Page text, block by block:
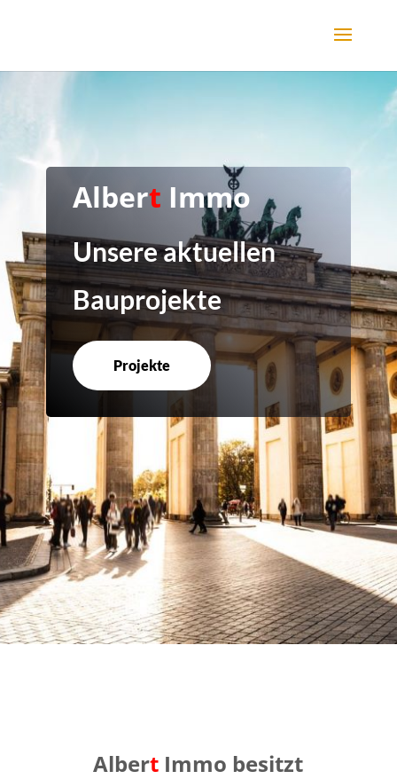
Albert Immo
Unsere aktuellen
Bauprojekte
Projekte
Albert Immo besitzt